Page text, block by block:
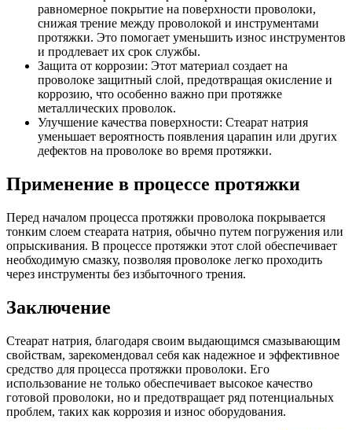
равномерное покрытие на поверхности проволоки,
снижая трение между проволокой и инструментами
протяжки. Это помогает уменьшить износ инструментов
и продлевает их срок службы.
Защита от коррозии: Этот материал создает на
проволоке защитный слой, предотвращая окисление и
коррозию, что особенно важно при протяжке
металлических проволок.
Улучшение качества поверхности: Стеарат натрия
уменьшает вероятность появления царапин или других
дефектов на проволоке во время протяжки.
Применение в процессе протяжки
Перед началом процесса протяжки проволока покрывается
тонким слоем стеарата натрия, обычно путем погружения или
опрыскивания. В процессе протяжки этот слой обеспечивает
необходимую смазку, позволяя проволоке легко проходить
через инструменты без избыточного трения.
Заключение
Стеарат натрия, благодаря своим выдающимся смазывающим
свойствам, зарекомендовал себя как надежное и эффективное
средство для процесса протяжки проволоки. Его
использование не только обеспечивает высокое качество
готовой проволоки, но и предотвращает ряд потенциальных
проблем, таких как коррозия и износ оборудования.